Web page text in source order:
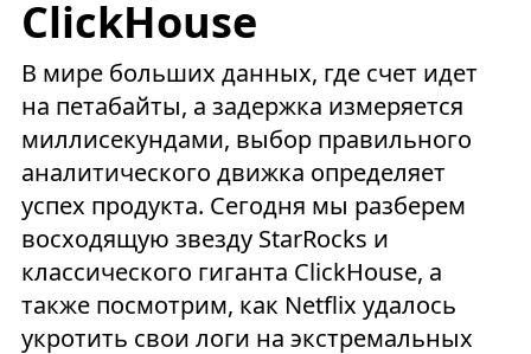
ClickHouse
В мире больших данных, где счет идет
на петабайты, а задержка измеряется
миллисекундами, выбор правильного
аналитического движка определяет
успех продукта. Сегодня мы разберем
восходящую звезду StarRocks и
классического гиганта ClickHouse, а
также посмотрим, как Netflix удалось
укротить свои логи на экстремальных